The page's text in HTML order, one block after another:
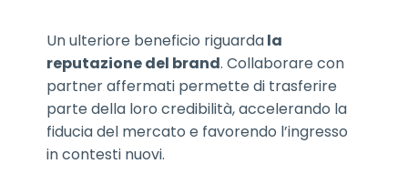
Un ulteriore beneficio riguardala
reputazione del brand. Collaborare con
partner affermati permette di trasferire
parte della loro credibilità, accelerando la
fiducia del mercato e favorendo l’ingresso
in contesti nuovi.